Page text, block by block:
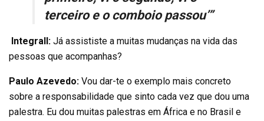
terceiro e o comboio passou’”
Integrall: Já assististe a muitas mudanças na vida das
pessoas que acompanhas?
Paulo Azevedo: Vou dar-te o exemplo mais concreto
sobre a responsabilidade que sinto cada vez que dou uma
palestra. Eu dou muitas palestras em África e no Brasil e